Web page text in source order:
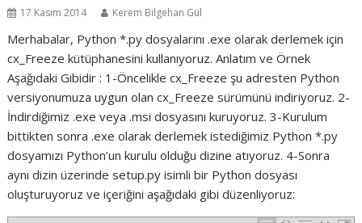
17 Kasım 2014 Kerem Bilgehan Gül
Merhabalar, Python *.py dosyalarını .exe olarak derlemek için
cx_Freeze kütüphanesini kullanıyoruz. Anlatım ve Örnek
Aşağıdaki Gibidir : 1-Öncelikle cx_Freeze şu adresten Python
versiyonumuza uygun olan cx_Freeze sürümünü indiriyoruz. 2-
İndirdiğimiz .exe veya .msi dosyasını kuruyoruz. 3-Kurulum
bittikten sonra .exe olarak derlemek istediğimiz Python *.py
dosyamızı Python’un kurulu olduğu dizine atıyoruz. 4-Sonra
aynı dizin üzerinde setup.py isimli bir Python dosyası
oluşturuyoruz ve içeriğini aşağıdaki gibi düzenliyoruz: